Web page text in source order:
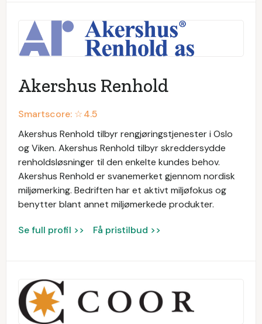
Akershus Renhold
Smartscore: ☆4.5
Akershus Renhold tilbyr rengjøringstjenester i Oslo
og Viken. Akershus Renhold tilbyr skreddersydde
renholdsløsninger til den enkelte kundes behov.
Akershus Renhold er svanemerket gjennom nordisk
miljømerking. Bedriften har et aktivt miljøfokus og
benytter blant annet miljømerkede produkter.
Se full profil >> Få pristilbud >>